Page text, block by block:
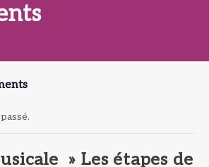
» Les étapes de